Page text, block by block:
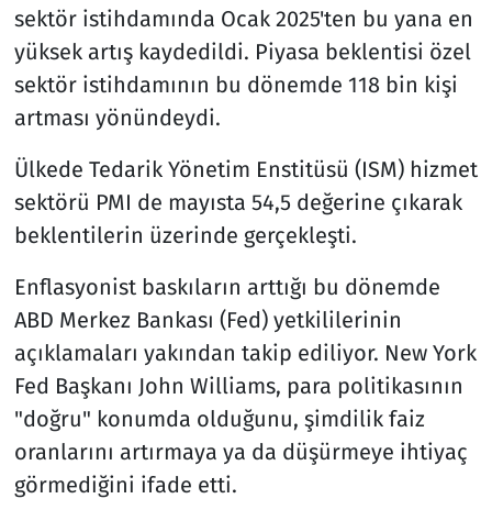
sektör istihdamında Ocak 2025'ten bu yana en
yüksek artış kaydedildi. Piyasa beklentisi özel
sektör istihdamının bu dönemde 118 bin kişi
artması yönündeydi.
Ülkede Tedarik Yönetim Enstitüsü (ISM) hizmet
sektörü PMI de mayısta 54,5 değerine çıkarak
beklentilerin üzerinde gerçekleşti.
Enflasyonist baskıların arttığı bu dönemde
ABD Merkez Bankası (Fed) yetkililerinin
açıklamaları yakından takip ediliyor. New York
Fed Başkanı John Williams, para politikasının
"doğru" konumda olduğunu, şimdilik faiz
oranlarını artırmaya ya da düşürmeye ihtiyaç
görmediğini ifade etti.